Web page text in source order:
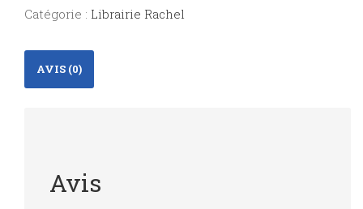
Catégorie : Librairie Rachel
AVIS (0)
Avis